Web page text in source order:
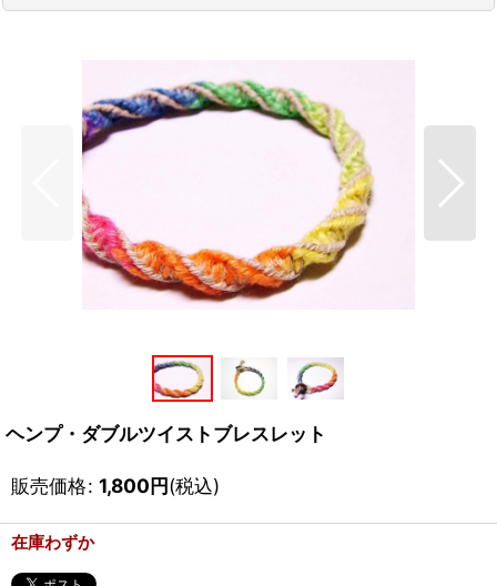
ヘンプ・ダブルツイストブレスレット
販売価格: 1,800円(税込)
在庫わずか